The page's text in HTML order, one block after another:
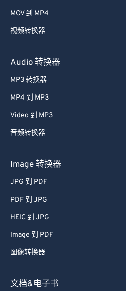
MOV 到 MP4
视频转换器
Audio 转换器
MP3 转换器
MP4 到 MP3
Video 到 MP3
音频转换器
Image 转换器
JPG 到 PDF
PDF 到 JPG
HEIC 到 JPG
Image 到 PDF
图像转换器
文档&电子书